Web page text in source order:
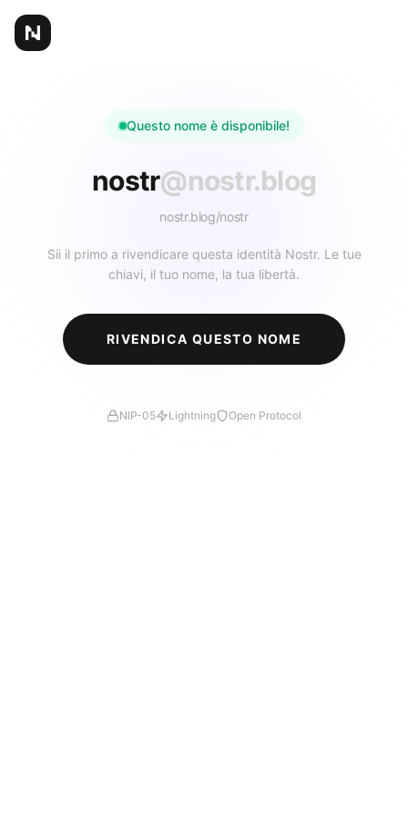
Questo nome è disponibile!
nostr@nostr.blog
nostr.blog/nostr
Sii il primo a rivendicare questa identità Nostr. Le tue
chiavi, il tuo nome, la tua libertà.
RIVENDICA QUESTO NOME
NIP-05 Lightning Open Protocol